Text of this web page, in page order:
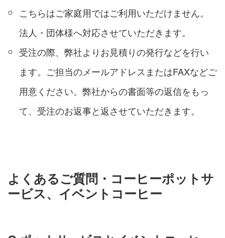
こちらはご家庭用ではご利用いただけません。
法人・団体様へ対応させていただきます。
受注の際、弊社よりお見積りの発行などを行い
ます。ご担当のメールアドレスまたはFAXなどご
用意ください。弊社からの書面等の返信をもっ
て、受注のお返事と返させていただきます。
よくあるご質問・コーヒーポットサ
ービス、イベントコーヒー